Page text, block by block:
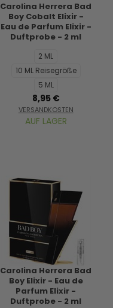
Carolina Herrera Bad
Boy Cobalt Elixir -
Eau de Parfum Elixir -
Duftprobe - 2 ml
2 ML
10 ML Reisegröße
5 ML
8,95 €
VERSANDKOSTEN
AUF LAGER
Carolina Herrera Bad
Boy Elixir - Eau de
Parfum Elixir -
Duftprobe - 2 ml